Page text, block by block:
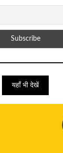
यहाँ भी देखें